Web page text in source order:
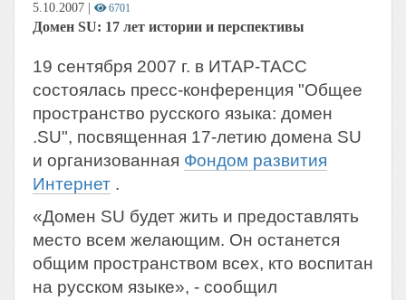
5.10.2007 6701
Домен SU: 17 лет истории и перспективы
19 сентября 2007 г. в ИТАР-ТАСС
состоялась пресс-конференция "Общее
пространство русского языка: домен
.SU", посвященная 17-летию домена SU
и организованная Фондом развития
Интернет .
«Домен SU будет жить и предоставлять
место всем желающим. Он останется
общим пространством всех, кто воспитан
на русском языке», - сообщил